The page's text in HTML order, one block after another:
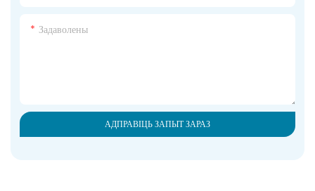
Задаволены
АДПРАВІЦЬ ЗАПЫТ ЗАРАЗ